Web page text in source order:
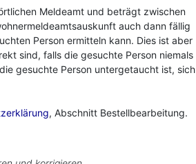
Meldeamt und beträgt zwischen
auch dann fällig
Person ermitteln kann. Dies ist aber
sind, falls die gesuchte Person niemals
gesuchte Person untergetaucht ist, sich
, Abschnitt Bestellbearbeitung.